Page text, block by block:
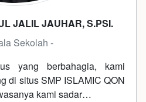
JALIL JAUHAR, S.PSI.
Sekolah -
yang berbahagia, kami
di situs SMP ISLAMIC QON
kami sadar…